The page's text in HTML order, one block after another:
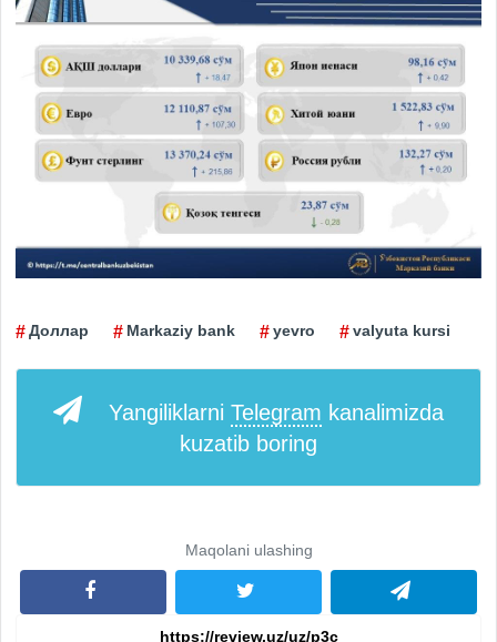
Доллар Markaziy bank yevro valyuta kursi
Yangiliklarni Telegram kanalimizda
kuzatib boring
Maqolani ulashing